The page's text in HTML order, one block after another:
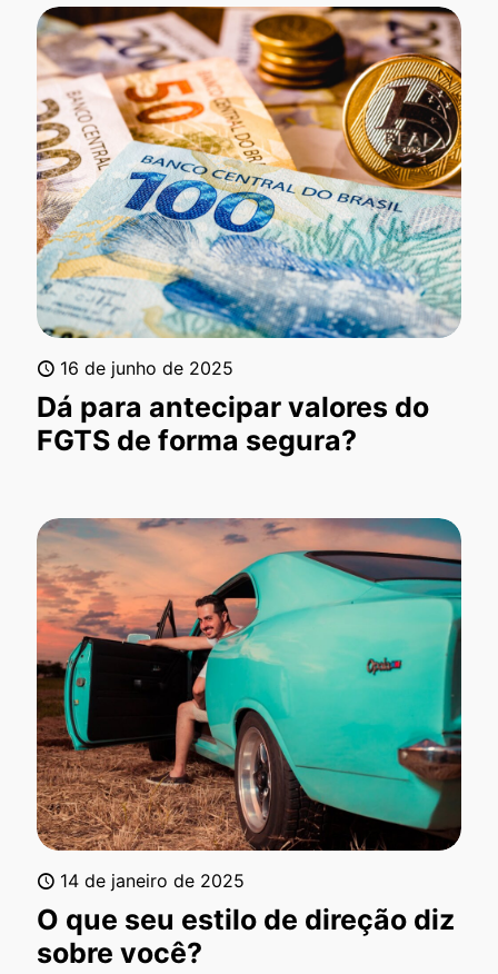
16 de junho de 2025
Dá para antecipar valores do
FGTS de forma segura?
14 de janeiro de 2025
O que seu estilo de direção diz
sobre você?